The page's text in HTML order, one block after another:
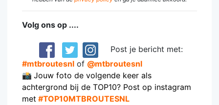
Volg ons op ....
Post je bericht met:
#mtbroutesnl of @mtbroutesnl
📸 Jouw foto de volgende keer als
achtergrond bij de TOP10? Post op instagram
met #TOP10MTBROUTESNL